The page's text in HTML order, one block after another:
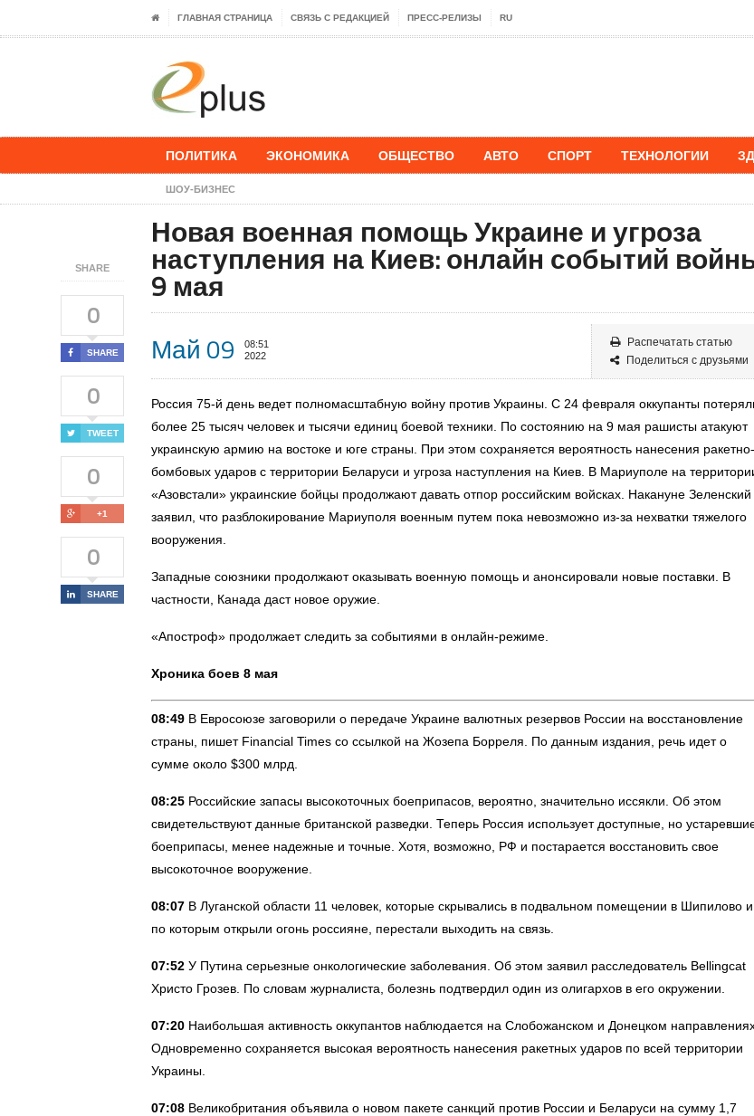
ГЛАВНАЯ СТРАНИЦА СВЯЗЬ С РЕДАКЦИЕЙ ПРЕСС-РЕЛИЗЫ RU
ПОЛИТИКА ЭКОНОМИКА ОБЩЕСТВО АВТО СПОРТ ТЕХНОЛОГИИ
ШОУ-БИЗНЕС
SHARE
0
SHARE
0
TWEET
0
+1
0
SHARE
Новая военная помощь Украине и угроза
наступления на Киев: онлайн событий
9 мая
Май 09
08:51
2022
Распечатать статью
Поделиться с друзьями
Россия 75-й день ведет полномасштабную войну против Украины. С 24 февраля оккупанты
более 25 тысяч человек и тысячи единиц боевой техники. По состоянию на 9 мая рашисты атакуют
украинскую армию на востоке и юге страны. При этом сохраняется вероятность нанесения ракетно-
бомбовых ударов с территории Беларуси и угроза наступления на Киев. В Мариуполе на
«Азовстали» украинские бойцы продолжают давать отпор российским войсках. Накануне Зеленский
заявил, что разблокирование Мариуполя военным путем пока невозможно из-за нехватки тяжелого
вооружения.
Западные союзники продолжают оказывать военную помощь и анонсировали новые поставки. В
частности, Канада даст новое оружие.
«Апостроф» продолжает следить за событиями в онлайн-режиме.
Хроника боев 8 мая
08:49 В Евросоюзе заговорили о передаче Украине валютных резервов России на восстановление
страны, пишет Financial Times со ссылкой на Жозепа Борреля. По данным издания, речь идет о
сумме около $300 млрд.
08:25 Российские запасы высокоточных боеприпасов, вероятно, значительно иссякли. Об этом
свидетельствуют данные британской разведки. Теперь Россия использует доступные, но
боеприпасы, менее надежные и точные. Хотя, возможно, РФ и постарается восстановить свое
высокоточное вооружение.
08:07 В Луганской области 11 человек, которые скрывались в подвальном помещении в Шипилово и
по которым открыли огонь россияне, перестали выходить на связь.
07:52 У Путина серьезные онкологические заболевания. Об этом заявил расследователь Bellingcat
Христо Грозев. По словам журналиста, болезнь подтвердил один из олигархов в его окружении.
07:20 Наибольшая активность оккупантов наблюдается на Слобожанском и Донецком
Одновременно сохраняется высокая вероятность нанесения ракетных ударов по всей территории
Украины.
07:08 Великобритания объявила о новом пакете санкций против России и Беларуси на сумму 1,7